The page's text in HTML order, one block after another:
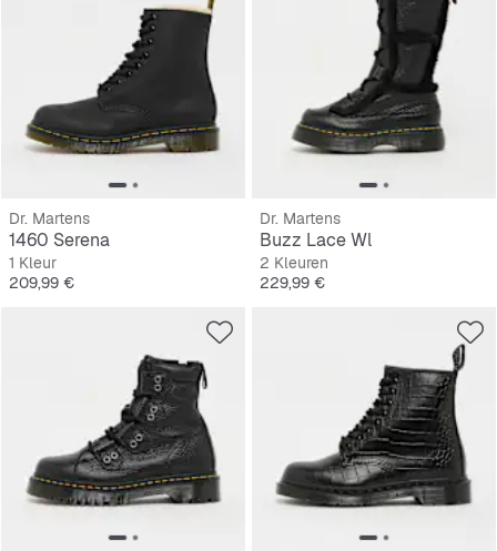
Dr. Martens
1460 Serena
1 Kleur
Prijs
209,99 €
Dr. Martens
Buzz Lace Wl
2 Kleuren
Prijs
229,99 €